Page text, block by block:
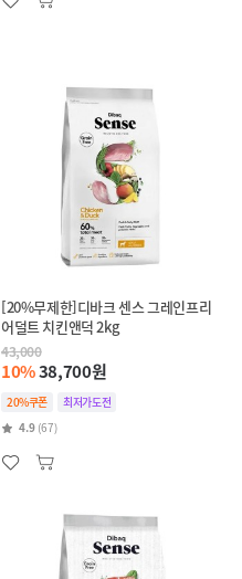
[20%무제한]디바크 센스 그레인프리
어덜트 치킨앤덕 2kg
43,000
10%38,700원
20%쿠폰
최저가도전
4.9 (67)